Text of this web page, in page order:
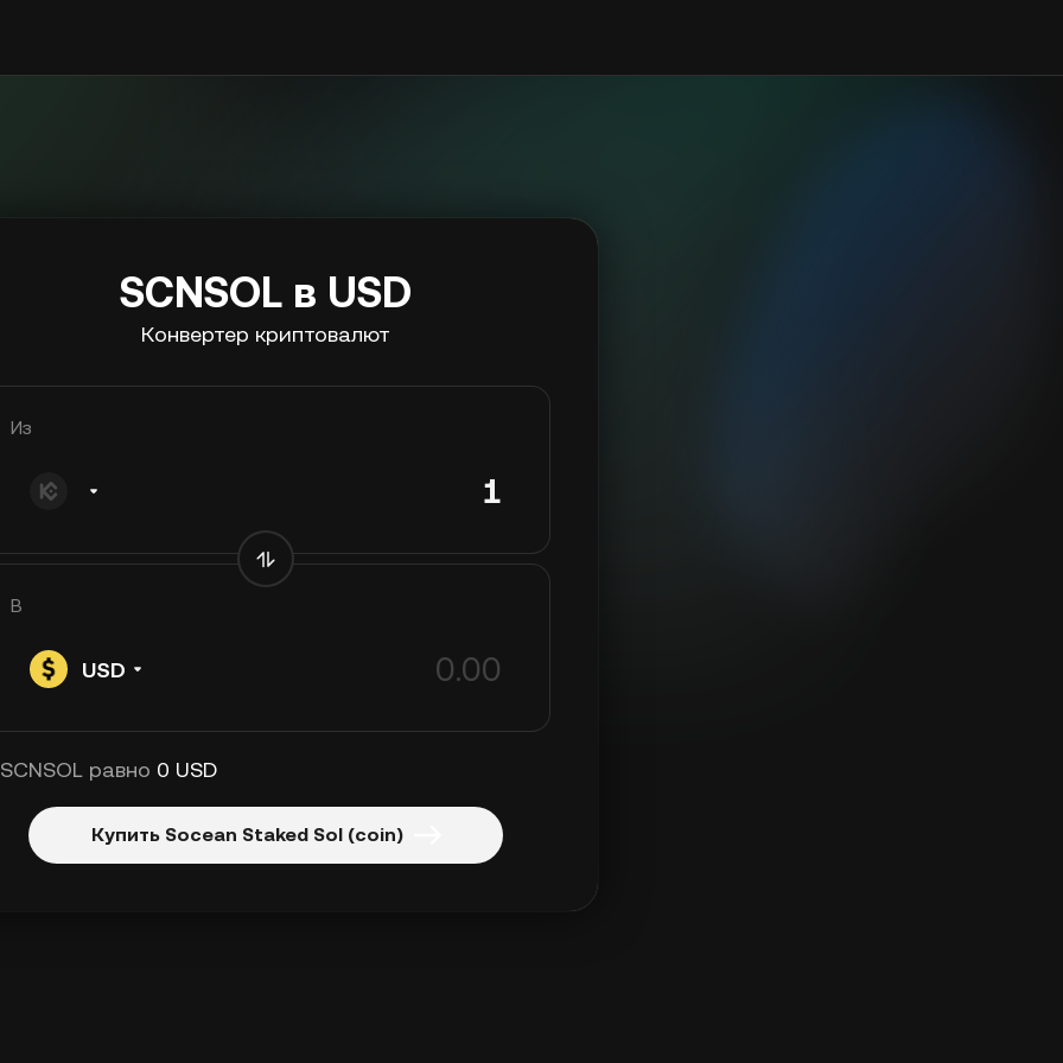
SCNSOL в USD
Конвертер криптовалют
Из
В
USD
равно 0 USD
Купить Socean Staked Sol (coin)